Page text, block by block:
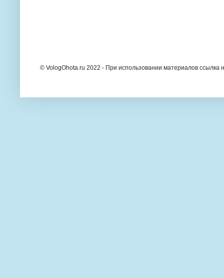
© VologOhota.ru 2022 - При использовании материалов ссылка